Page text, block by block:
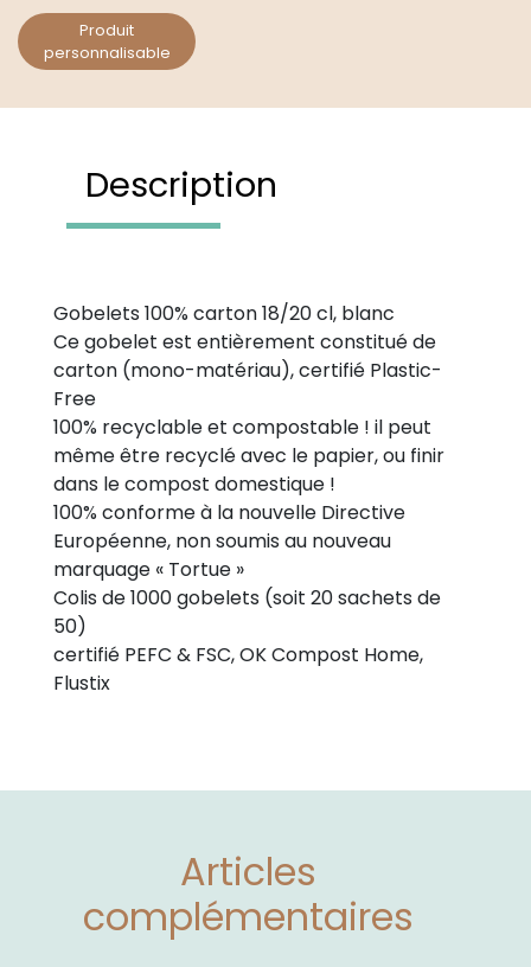
Produit
personnalisable
Description
Gobelets 100% carton 18/20 cl, blanc
Ce gobelet est entièrement constitué de
carton (mono-matériau), certifié Plastic-
Free
100% recyclable et compostable ! il peut
même être recyclé avec le papier, ou finir
dans le compost domestique !
100% conforme à la nouvelle Directive
Européenne, non soumis au nouveau
marquage « Tortue »
Colis de 1000 gobelets (soit 20 sachets de
50)
certifié PEFC & FSC, OK Compost Home,
Flustix
Articles
complémentaires